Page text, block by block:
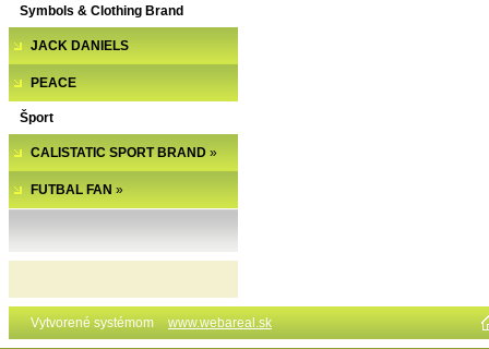
Symbols & Clothing Brand
JACK DANIELS
PEACE
Šport
CALISTATIC SPORT BRAND »
FUTBAL FAN »
Vytvorené systémom www.webareal.sk